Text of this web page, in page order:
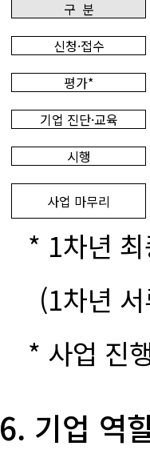
구 분
신청·접수
평가*
기업 진단·교육
시행
사업 마무리
* 1차년 최
(1차년
* 사업 진
6. 기업 역